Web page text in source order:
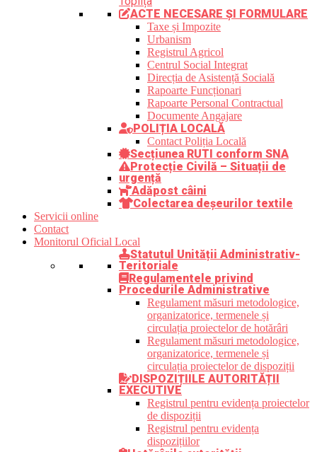
ACTE NECESARE ȘI FORMULARE
Taxe și Impozite
Urbanism
Registrul Agricol
Centrul Social Integrat
Direcția de Asistență Socială
Rapoarte Funcționari
Rapoarte Personal Contractual
Documente Angajare
POLIȚIA LOCALĂ
Contact Poliția Locală
Secțiunea RUTI conform SNA
Protecție Civilă – Situații de
urgență
Adăpost câini
Colectarea deșeurilor textile
Servicii online
Contact
Monitorul Oficial Local
Statutul Unității Administrativ-
Teritoriale
Regulamentele privind
Procedurile Administrative
Regulament măsuri metodologice,
organizatorice, termenele și
circulația proiectelor de hotărâri
Regulament măsuri metodologice,
organizatorice, termenele și
circulația proiectelor de dispoziții
DISPOZIȚIILE AUTORITĂȚII
EXECUTIVE
Registrul pentru evidența proiectelor
de dispoziții
Registrul pentru evidența
dispozițiilor